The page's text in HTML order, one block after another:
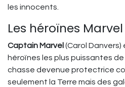
les innocents.
Les héroïnes
Captain Marvel(Carol Danvers)
héroïnes les plus puissantes
chasse devenue protectrice
seulement la Terre mais des